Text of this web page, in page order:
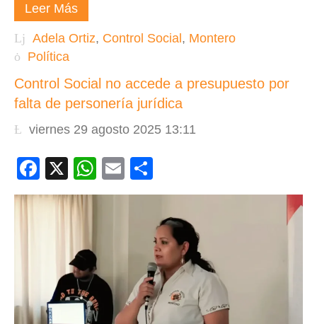
Leer Más
Adela Ortiz, Control Social, Montero
Política
Control Social no accede a presupuesto por
falta de personería jurídica
viernes 29 agosto 2025 13:11
Facebook
X WhatsApp
Email